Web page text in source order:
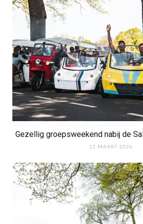
Gezellig groepsweekend nabij de
12 MAART 2026